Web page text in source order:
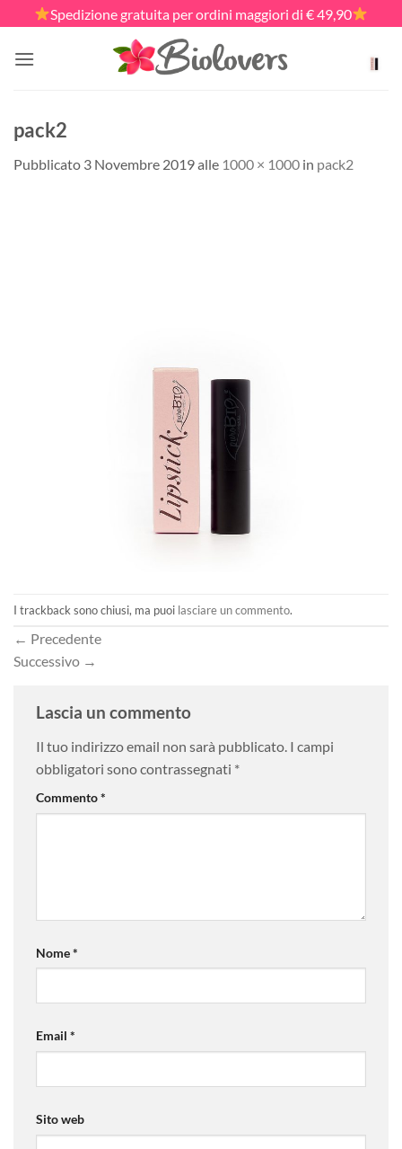
ai
contenuti
Spedizione gratuita per ordini maggiori di € 49,90
pack2
Pubblicato 3 Novembre 2019alle 1000 × 1000 in pack2
I trackback sono chiusi, ma puoi lasciare un commento.
← Precedente
Successivo →
Lascia un commento
Il tuo indirizzo email non sarà pubblicato. I campi
obbligatori sono contrassegnati *
Commento*
Nome*
Email *
Sito web